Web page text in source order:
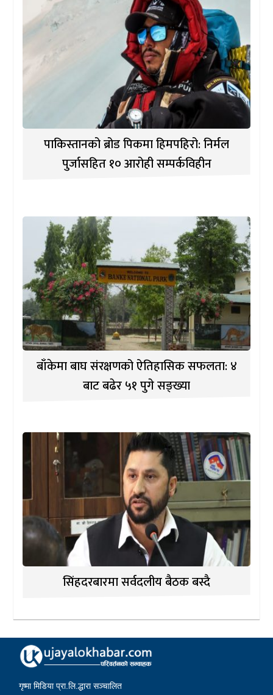
पाकिस्तानको ब्रोड पिकमा हिमपहिरो: निर्मल
पुर्जासहित १० आरोही सम्पर्कविहीन
बाँकेमा बाघ संरक्षणको ऐतिहासिक सफलता: ४
बाट बढेर ५१ पुगे सङ्ख्या
सिंहदरबारमा सर्वदलीय बैठक बस्दै
गृष्मा मिडिया प्रा.लि.द्धारा सञ्चालित